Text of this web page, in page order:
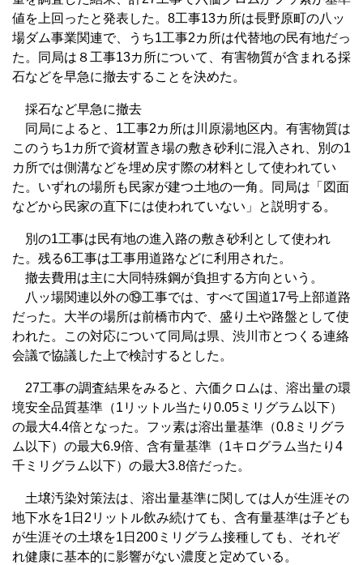
値を上回ったと発表した。8工事13カ所は長野原町の八ッ
場ダム事業関連で、うち1工事2カ所は代替地の民有地だっ
た。同局は８工事13カ所について、有害物質が含まれる採
石などを早急に撤去することを決めた。
採石など早急に撤去
同局によると、1工事2カ所は川原湯地区内。有害物質は
このうち1カ所で資材置き場の敷き砂利に混入され、別の1
カ所では側溝などを埋め戻す際の材料として使われてい
た。いずれの場所も民家が建つ土地の一角。同局は「図面
などから民家の直下には使われていない」と説明する。
別の1工事は民有地の進入路の敷き砂利として使われ
た。残る6工事は工事用道路などに利用された。
撤去費用は主に大同特殊鋼が負担する方向という。
八ッ場関連以外の⑲工事では、すべて国道17号上部道路
だった。大半の場所は前橋市内で、盛り土や路盤として使
われた。この対応について同局は県、渋川市とつくる連絡
会議で協議した上で検討するとした。
27工事の調査結果をみると、六価クロムは、溶出量の環
境安全品質基準（1リットル当たり0.05ミリグラム以下）
の最大4.4倍となった。フッ素は溶出量基準（0.8ミリグラ
ム以下）の最大6.9倍、含有量基準（1キログラム当たり4
千ミリグラム以下）の最大3.8倍だった。
土壌汚染対策法は、溶出量基準に関しては人が生涯その
地下水を1日2リットル飲み続けても、含有量基準は子ども
が生涯その土壌を1日200ミリグラム接種しても、それぞ
れ健康に基本的に影響がない濃度と定めている。